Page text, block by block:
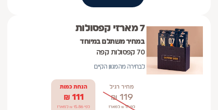
7 מארזי קפסולות
במחיר משתלם במיוחד
70 קפסולות קפה
לבחירה מהמגוון הקיים
מחיר רגיל
119
₪
לפי 17 ₪ למארז
הנחת כמות
111
₪
לפי 15.86 ₪ למארז